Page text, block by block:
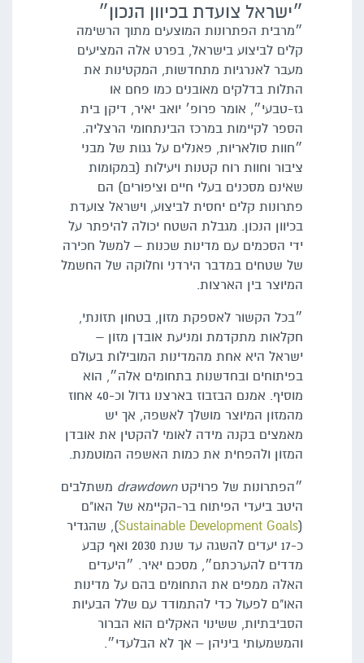
״ישראל צועדת בכיוון הנכון״
״מרבית הפתרונות המוצעים מתוך הרשימה
קלים לביצוע בישראל, בפרט אלה המציעים
מעבר לאנרגיות מתחדשות, המקטינות את
התלות בדלקים מאובנים כמו פחם או
גז-טבעי״, אומר פרופ׳ יואב יאיר, דיקן בית
הספר לקיימות במרכז הבינתחומי הרצליה.
״חוות סולאריות, פאנלים על גגות של מבני
ציבור וחוות רוח קטנות ויעילות (במקומות
שאינם מסכנים בעלי חיים וציפורים) הם
פתרונות קלים יחסית לביצוע, וישראל צועדת
בכיוון הנכון. מגבלת השטח יכולה להיפתר על
ידי הסכמים עם מדינות שכנות – למשל חכירה
של שטחים במדבר הירדני וחלוקה של החשמל
המיוצר בין הארצות.
״בכל הקשור לאספקת מזון, בטחון תזונתי,
חקלאות מתקדמת ומניעת אובדן מזון –
ישראל היא אחת מהמדינות המובילות בעולם
בפיתוחים ובחדשנות בתחומים אלה״, הוא
מוסיף. אמנם הבזבוז בארצנו גדול וכ-40 אחוז
מהמזון המיוצר מושלך לאשפה, אך יש
מאמצים בקנה מידה לאומי להקטין את אובדן
המזון ולהפחית את כמות האשפה המוטמנת.
״הפתרונות של פרויקטdrawdown משתלבים
היטב ביעדי הפיתוח בר-הקיימא של האו"ם
(
Sustainable Development Goals), שהגדיר
כ-17 יעדים להשגה עד שנת 2030 ואף קבע
מדדים להערכתם״, מסכם יאיר. ״היעדים
האלה ממפים את התחומים בהם על מדינות
האו"ם לפעול כדי להתמודד עם שלל הבעיות
הסביבתיות, ששינוי האקלים הוא הברור
והמשמעותי ביניהן – אך לא הבלעדי״.